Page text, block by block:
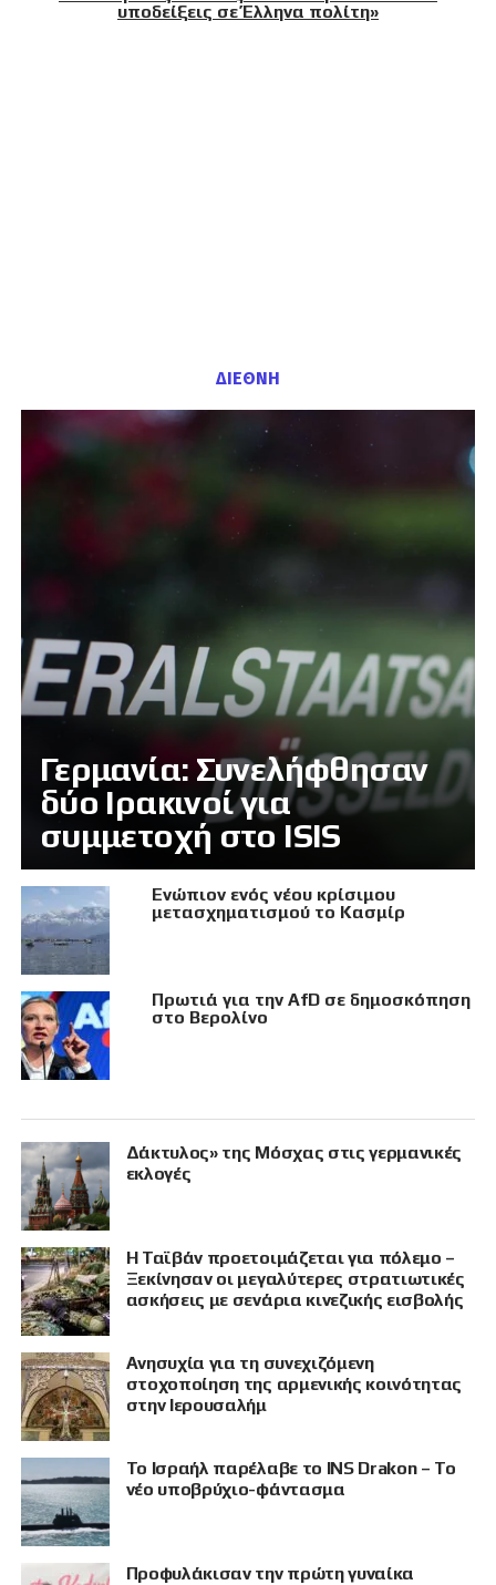
υποδείξεις σε Έλληνα πολίτη»
ΔΙΕΘΝΗ
Γερμανία: Συνελήφθησαν
δύο Ιρακινοί για
συμμετοχή στο ISIS
Eνώπιον ενός νέου κρίσιμου
μετασχηματισμού το Κασμίρ
Πρωτιά για την AfD σε δημοσκόπηση
στο Βερολίνο
Δάκτυλος» της Μόσχας στις γερμανικές
εκλογές
Η Ταϊβάν προετοιμάζεται για πόλεμο –
Ξεκίνησαν οι μεγαλύτερες στρατιωτικές
ασκήσεις με σενάρια κινεζικής εισβολής
Ανησυχία για τη συνεχιζόμενη
στοχοποίηση της αρμενικής κοινότητας
στην Ιερουσαλήμ
Το Ισραήλ παρέλαβε το INS Drakon – Το
νέο υποβρύχιο-φάντασμα
Προφυλάκισαν την πρώτη γυναίκα